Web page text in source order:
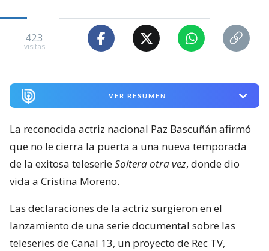
423
visitas
VER RESUMEN
La reconocida actriz nacional Paz Bascuñán afirmó
que no le cierra la puerta a una nueva temporada
de la exitosa teleserieSoltera otra vez, donde dio
vida a Cristina Moreno.
Las declaraciones de la actriz surgieron en el
lanzamiento de una serie documental sobre las
teleseries de Canal 13, un proyecto de Rec TV,